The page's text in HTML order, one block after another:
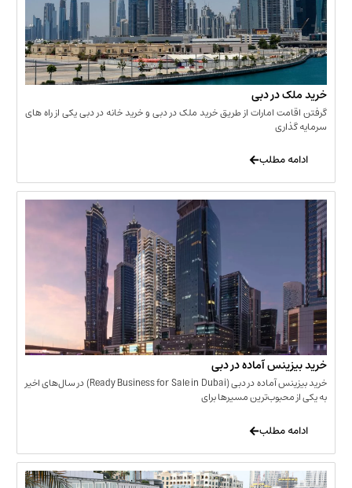
در دبی
امارات از طریق خرید ملک در دبی و خرید خانه در دبی یکی از راه های
آماده در دبی
خرید بیزینس آماده در دبی (Ready Business for Sale in Dubai) در سال‌های اخیر
مسیرها برای